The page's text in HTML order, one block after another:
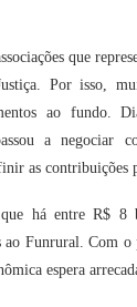
que
Por isso,
ao fundo.
a negociar
as contribuições
há entre R$ 8
ao Funrural. Com
espera